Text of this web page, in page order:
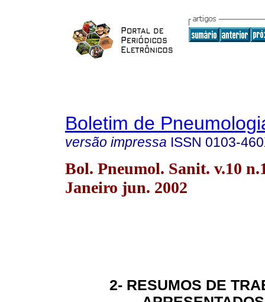
Boletim de
versão impressa ISSN 0103-
Bol. Pneumol. Sanit. v.10
Janeiro jun. 2002
2- RESUMOS DE